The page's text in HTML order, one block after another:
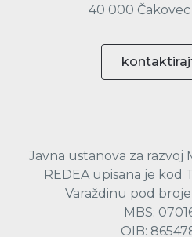
40 000 Čakovec
Javna ustanova za razvoj
REDEA upisana je kod
Varaždinu pod
MBS:
OIB: